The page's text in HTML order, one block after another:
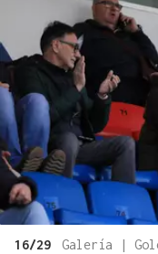
16/29
Galería |